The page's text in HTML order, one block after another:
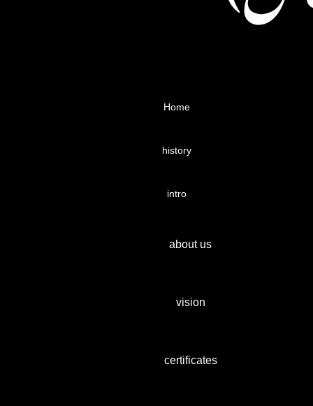
Home
history
intro
about us
vision
certificates